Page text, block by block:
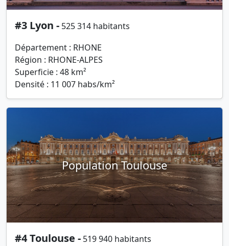
#3 Lyon - 525 314 habitants
Département : RHONE
Région : RHONE-ALPES
Superficie : 48 km²
Densité : 11 007 habs/km²
Population Toulouse
#4 Toulouse - 519 940 habitants